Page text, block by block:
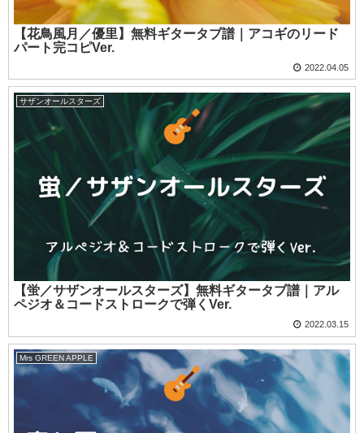
【花鳥風月／優里】無料ギタータブ譜｜アコギのリード
パート完コピVer.
2022.04.05
サザンオールスターズ
【蛍／サザンオールスターズ】無料ギタータブ譜｜アル
ペジオ＆コードストロークで弾くVer.
2022.03.15
Mrs GREEN APPLE